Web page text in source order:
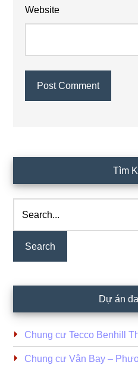
Website
Sidebar
Tìm
Dự án
Chung cư Tecco Benhill
Chung cư Vân Bay –